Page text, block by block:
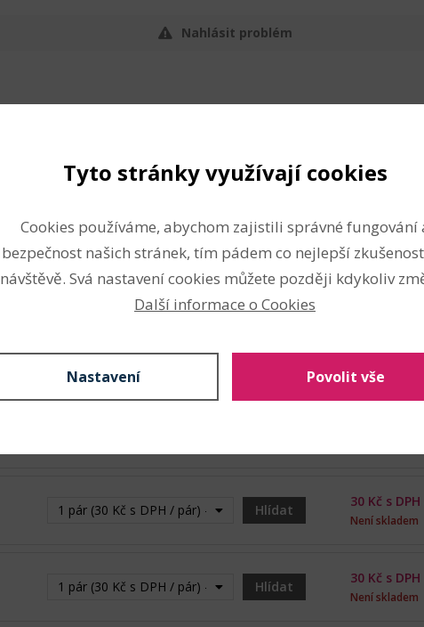
Nahlásit problém
1 pár (30 Kč s DPH / pár) bal.
30 Kč s DPH
Skladem: 21 pár
1 pár (30 Kč s DPH / pár) bal.
Skladem: 7 pár
1 pár (30 Kč s DPH / pár) - VyprodánoHlídat
30 Kč s
Není skladem
1 pár (30 Kč s DPH / pár) - VyprodánoHlídat
30 Kč s
Není skladem
Tyto stránky využívají cookies
Cookies používáme, abychom zajistili správné fungování
bezpečnost našich stránek, tím pádem co nejlepší
návštěvě. Svá nastavení cookies můžete později kdykoliv
Další informace o Cookies
Nastavení Povolit vše